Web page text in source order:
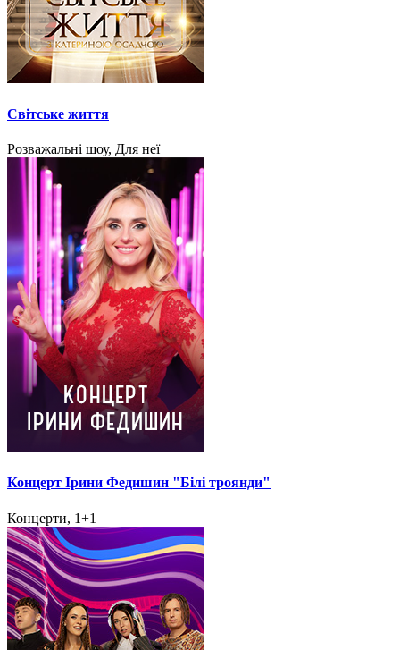
Світське життя
Розважальні шоу, Для неї
Концерт Ірини Федишин "Білі троянди"
Концерти, 1+1